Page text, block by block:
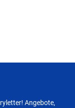
Angebote,